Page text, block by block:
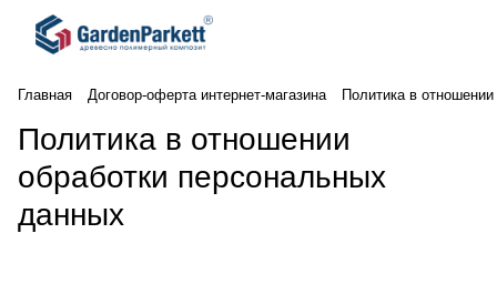
Главная Договор-оферта интернет-магазина Политика в
Политика в отношении
обработки персональных
данных